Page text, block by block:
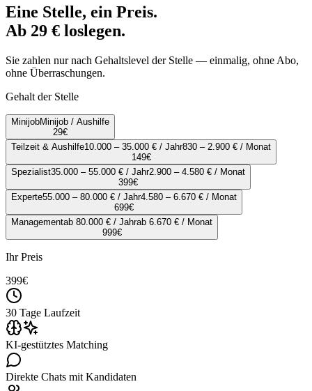
Eine Stelle, ein Preis.
Ab 29 € loslegen.
Sie zahlen nur nach Gehaltslevel der Stelle — einmalig, ohne Abo,
ohne Überraschungen.
Gehalt der Stelle
MinijobMinijob / Aushilfe
29€
Teilzeit & Aushilfe10.000 – 35.000 € / Jahr830 – 2.900 € / Monat
149€
Spezialist35.000 – 55.000 € / Jahr2.900 – 4.580 € / Monat
399€
Experte55.000 – 80.000 € / Jahr4.580 – 6.670 € / Monat
699€
Managementab 80.000 € / Jahrab 6.670 € / Monat
999€
Ihr Preis
399€
30 Tage Laufzeit
KI-gestütztes Matching
Direkte Chats mit Kandidaten